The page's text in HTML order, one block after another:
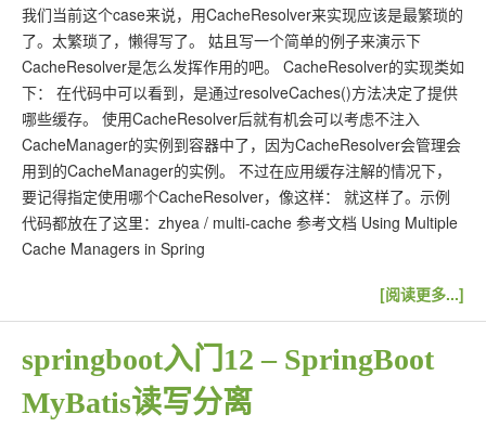
我们当前这个case来说，用CacheResolver来实现应该是最繁琐的
了。太繁琐了，懒得写了。 姑且写一个简单的例子来演示下
CacheResolver是怎么发挥作用的吧。 CacheResolver的实现类如
下： 在代码中可以看到，是通过resolveCaches()方法决定了提供
哪些缓存。 使用CacheResolver后就有机会可以考虑不注入
CacheManager的实例到容器中了，因为CacheResolver会管理会
用到的CacheManager的实例。 不过在应用缓存注解的情况下，
要记得指定使用哪个CacheResolver，像这样： 就这样了。示例
代码都放在了这里：zhyea / multi-cache 参考文档 Using Multiple
Cache Managers in Spring
[阅读更多...]
springboot入门12 – SpringBoot
MyBatis读写分离